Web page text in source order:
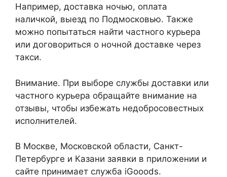
Например, доставка ночью, оплата
наличкой, выезд по Подмосковью. Также
можно попытаться найти частного курьера
или договориться о ночной доставке через
такси.
Внимание. При выборе службы доставки или
частного курьера обращайте внимание на
отзывы, чтобы избежать недобросовестных
исполнителей.
В Москве, Московской области, Санкт-
Петербурге и Казани заявки в приложении и
сайте принимает служба iGooods.